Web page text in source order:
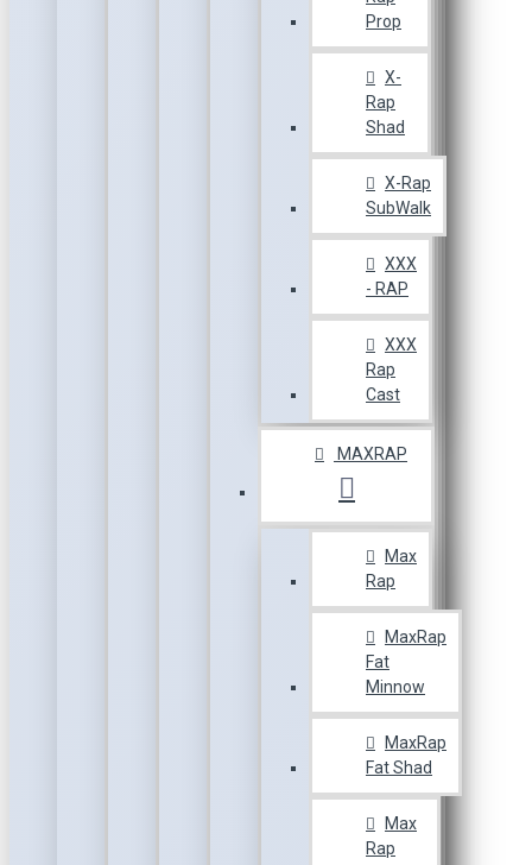
Prop
X-
Rap
Shad
X-Rap
SubWalk
XXX
- RAP
XXX
Rap
Cast
MAXRAP
Max
Rap
MaxRap
Fat
Minnow
MaxRap
Fat Shad
Max
Rap